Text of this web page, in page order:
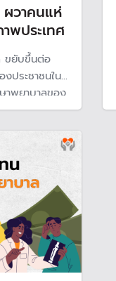
วาคนแห่
พประเทศ
ขยับขึ้นต่อ
ประชาชนใน
าพยาบาลของ
ระทบต่อ